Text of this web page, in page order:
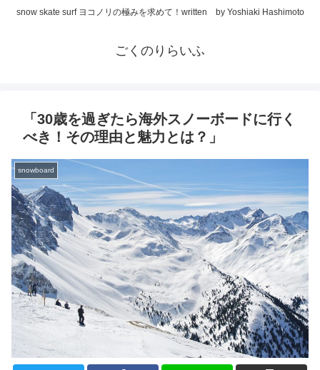
snow skate surf ヨコノリの極みを求めて！written by Yoshiaki Hashimoto
ごくのりらいふ
「30歳を過ぎたら海外スノーボードに行く
べき！その理由と魅力とは？」
snowboard